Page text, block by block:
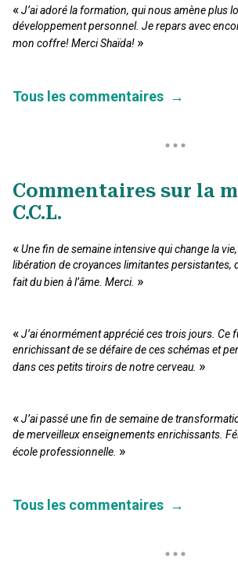
«J’ai adoré la formation, qui nous amène plus
développement personnel. Je repars avec
mon coffre! Merci Shaïda! »
Tous les commentaires →
Commentaires sur la
C.C.L.
«Une fin de semaine intensive qui change la
libération de croyances limitantes persistantes,
fait du bien à l’âme. Merci. »
«J’ai énormément apprécié ces trois jours. Ce
enrichissant de se défaire de ces schémas et
dans ces petits tiroirs de notre cerveau. »
«J’ai passé une fin de semaine de
de merveilleux enseignements enrichissants.
école professionnelle. »
Tous les commentaires →